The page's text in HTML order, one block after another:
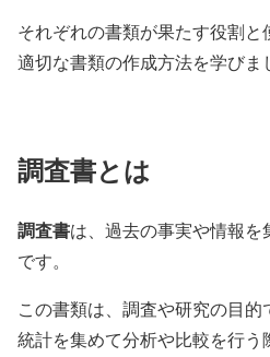
それぞれの書類が果たす役割と
適切な書類の作成方法を学びま
調査書とは
調査書は、過去の事実や情報
です。
この書類は、調査や研究の目
統計を集めて分析や比較を行う